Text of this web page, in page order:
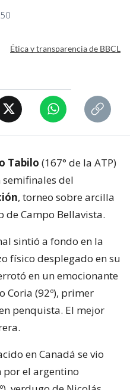
Ética y transparencia de BBCL
Tabilo (167° de la ATP)
del
, torneo sobre arcilla
de Campo Bellavista.
sintió a fondo en la
físico desplegado en su
en un emocionante
Coria (92º), primer
penquista. El mejor
en Canadá se vio
el argentino